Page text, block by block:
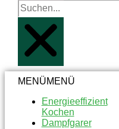
MENÜMENÜ
Energieeffizient
Kochen
Dampfgarer